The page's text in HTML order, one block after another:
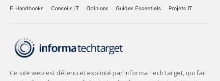
E-Handbooks Conseils IT Opinions Guides Essentiels Projets IT